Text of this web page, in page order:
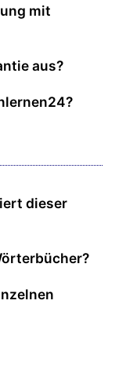
mit
aus?
dieser